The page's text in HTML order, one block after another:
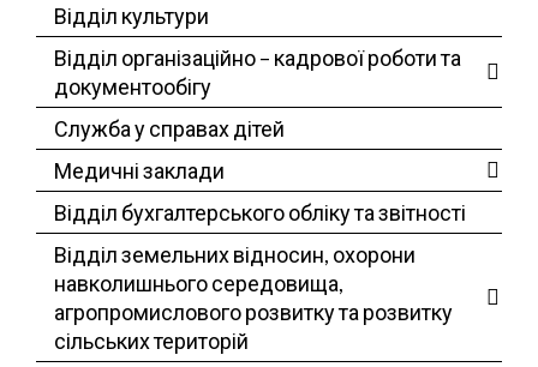
Відділ культури
Відділ організаційно – кадрової роботи та
документообігу
Служба у справах дітей
Медичні заклади
Відділ бухгалтерського обліку та звітності
Відділ земельних відносин, охорони
навколишнього середовища,
агропромислового розвитку та розвитку
сільських територій